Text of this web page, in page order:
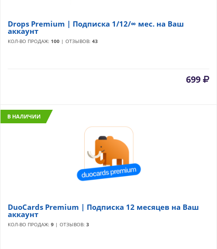
Drops Premium | Подписка 1/12/∞ мес. на Ваш
аккаунт
КОЛ-ВО ПРОДАЖ: 100 | ОТЗЫВОВ: 43
699
В НАЛИЧИИ
DuoCards Premium | Подписка 12 месяцев на Ваш
аккаунт
КОЛ-ВО ПРОДАЖ: 9 | ОТЗЫВОВ: 3